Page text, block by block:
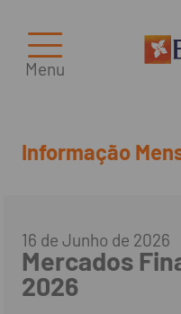
Menu
Informação
16 de Junho de 2026
Mercados
2026